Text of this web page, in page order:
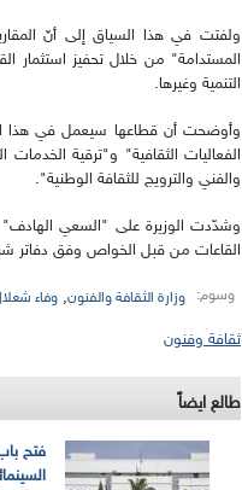
ولفتت في هذا السياق إلى أنّ
المستدامة" من خلال تحفيز استثمار
التنمية وغيرها.
وأوضحت أن قطاعها سيعمل في هذا
الفعاليات الثقافية" و"ترقية
والفني والترويج للثقافة الوطنية".
وشدّدت الوزيرة على "السعي الهادف"
القاعات من قبل الخواص وفق دفاتر
وسوم: وزارة الثقافة والفنون, وفاء
ثقافة وفنون
طالع ايضاً
فتح